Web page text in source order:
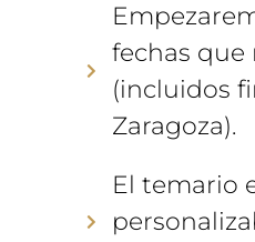
fechas que
(incluidos
Zaragoza).
El temario